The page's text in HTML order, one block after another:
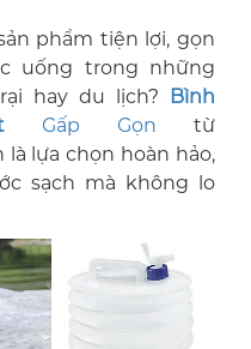
phẩm tiện lợi, gọn
uống trong những
hay du lịch?
Bình
Gấp Gọn từ
lựa chọn hoàn hảo,
sạch mà không lo